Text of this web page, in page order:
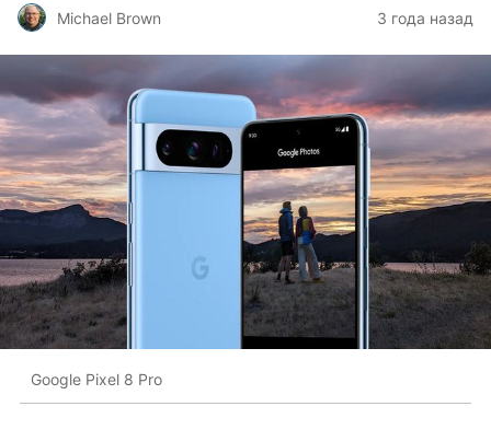
Michael Brown 3 года назад
Google Pixel 8 Pro